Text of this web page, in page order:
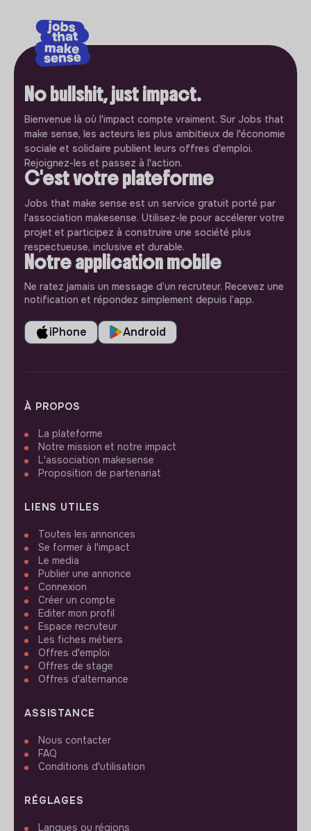
No bullshit, just impact.
Bienvenue là où l'impact compte vraiment. Sur Jobs that
make sense, les acteurs les plus ambitieux de l'économie
sociale et solidaire publient leurs offres d'emploi.
Rejoignez-les et passez à l'action.
C'est votre plateforme
Jobs that make sense est un service gratuit porté par
l'association makesense. Utilisez-le pour accélerer votre
projet et participez à construire une société plus
respectueuse, inclusive et durable.
Notre application mobile
Ne ratez jamais un message d’un recruteur. Recevez une
notification et répondez simplement depuis l’app.
iPhone Android
À PROPOS
La plateforme
Notre mission et notre impact
L'association makesense
Proposition de partenariat
LIENS UTILES
Toutes les annonces
Se former à l'impact
Le media
Publier une annonce
Connexion
Créer un compte
Editer mon profil
Espace recruteur
Les fiches métiers
Offres d'emploi
Offres de stage
Offres d'alternance
ASSISTANCE
Nous contacter
FAQ
Conditions d'utilisation
RÉGLAGES
Langues ou régions